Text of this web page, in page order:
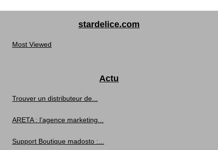
stardelice.com
Most Viewed
Actu
Trouver un distributeur de...
ARETA : l’agence marketing...
Support Boutique madosto :...